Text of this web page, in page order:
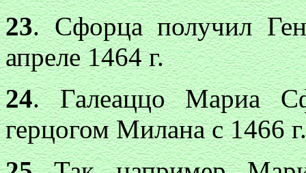
23. Сфорца получил
апреле 1464 г.
24. Галеаццо Мариа
герцогом Милана с 1466 г.